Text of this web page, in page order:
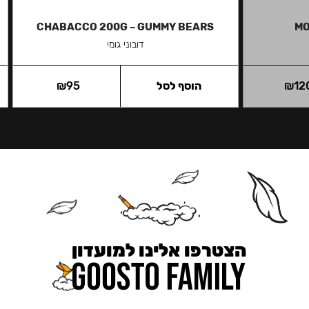
₪
CHABACCO 200G – GUMMY BEARS
דובוני גומי
₪95 הוסף לסל
הצטרפו אלינו למועדון